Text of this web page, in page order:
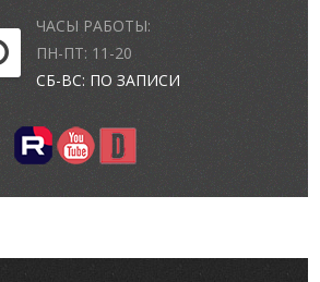
ЧАСЫ РАБОТЫ:
ПН-ПТ: 11-20
СБ-ВС: ПО ЗАПИСИ